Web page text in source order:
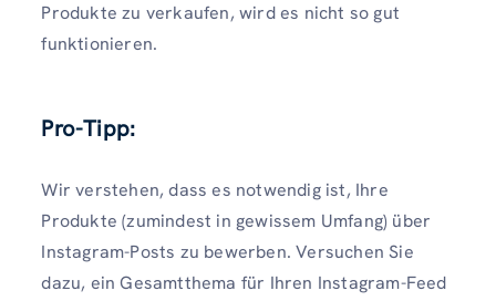
Produkte zu verkaufen, wird es nicht so gut
funktionieren.
Pro-Tipp:
Wir verstehen, dass es notwendig ist, Ihre
Produkte (zumindest in gewissem Umfang) über
Instagram-Posts zu bewerben. Versuchen Sie
dazu, ein Gesamtthema für Ihren Instagram-Feed